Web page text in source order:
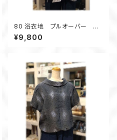
80 浴衣地 プルオーバー コ
アラ柄 オーストラリア オペラ
ハウス 涼しい フレアスリー
¥9,800